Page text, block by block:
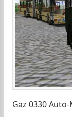
Gaz 0330